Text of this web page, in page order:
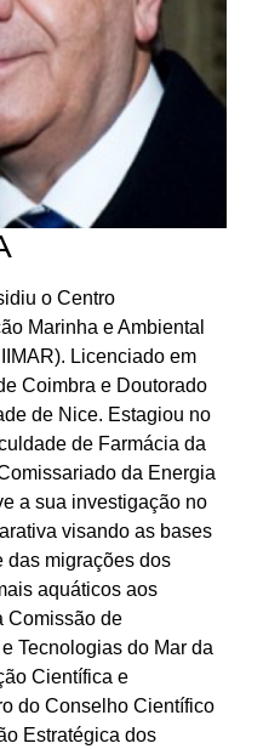
o Centro
Marinha e Ambiental
Licenciado em
Coimbra e Doutorado
de Nice. Estagiou no
de Farmácia da
da Energia
a sua investigação no
visando as bases
das migrações dos
aquáticos aos
Comissão de
Tecnologias do Mar da
Científica e
do Conselho Científico
Estratégica dos